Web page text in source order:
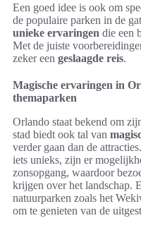
Een goed idee is ook om
de populaire parken in de
unieke ervaringen die een
Met de juiste
zeker een geslaagde reis.
Magische ervaringen in
themaparken
Orlando staat bekend om
stad biedt ook tal van
verder gaan dan de
iets unieks, zijn er
zonsopgang, waardoor
krijgen over het landschap.
natuurparken zoals het
om te genieten van de